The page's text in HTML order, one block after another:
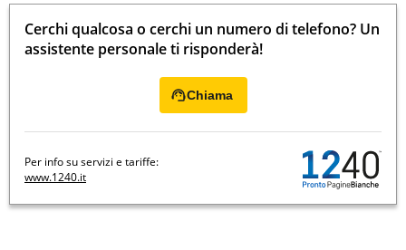
Cerchi qualcosa o cerchi un numero di telefono? Un
assistente personale ti risponderà!
Chiama
Per info su servizi e tariffe:
www.1240.it